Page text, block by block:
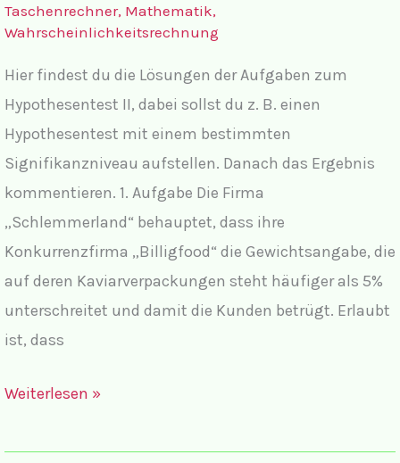
Taschenrechner, Mathematik,
Wahrscheinlichkeitsrechnung
Hier findest du die Lösungen der Aufgaben zum
Hypothesentest II, dabei sollst du z. B. einen
Hypothesentest mit einem bestimmten
Signifikanzniveau aufstellen. Danach das Ergebnis
kommentieren. 1. Aufgabe Die Firma
„Schlemmerland“ behauptet, dass ihre
Konkurrenzfirma „Billigfood“ die Gewichtsangabe, die
auf deren Kaviarverpackungen steht häufiger als 5%
unterschreitet und damit die Kunden betrügt. Erlaubt
ist, dass
Lösungen
Hypothesentest
Weiterlesen »